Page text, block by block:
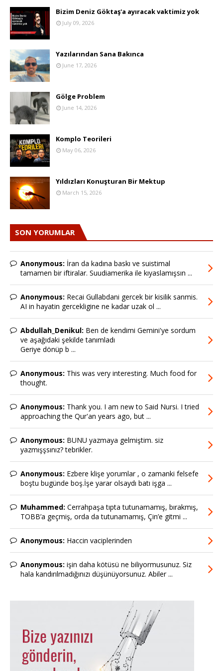
Bizim Deniz Göktaş'a ayıracak vaktimiz yok
July 09, 2026
Yazılarından Sana Bakınca
June 17, 2026
Gölge Problem
June 14, 2026
Komplo Teorileri
May 06, 2026
Yıldızları Konuşturan Bir Mektup
March 15, 2026
SON YORUMLAR
Anonymous: İran da kadına baskı ve suistimal
tamamen bir iftiralar. Suudiamerika ile kıyaslamışsın ...
Anonymous: Recai Gullabdani gercek bir kisilik sanmis.
AI in hayatin gercekligine ne kadar uzak ol ...
Abdullah_Denikul: Ben de kendimi Gemini'ye sordum
ve aşağıdaki şekilde tanımladı
Geriye dönüp b ...
Anonymous: This was very interesting. Much food for
thought.
Anonymous: Thank you. I am new to Said Nursi. I tried
approaching the Qur'an years ago, but ...
Anonymous: BUNU yazmaya gelmiştim. siz
yazmışşsınız? tebrikler.
Anonymous: Ezbere klişe yorumlar , o zamanki felsefe
boştu bugünde boş.İşe yarar olsaydı batı işga ...
Muhammed: Cerrahpaşa tıpta tutunamamış, bırakmış,
TOBB’a geçmiş, orda da tutunamamış, Çin’e gitmi ...
Anonymous: Haccin vaciplerinden
Anonymous: işin daha kötüsü ne biliyormusunuz. Siz
hala kandırılmadığınızı düşünüyorsunuz. Abiler ...